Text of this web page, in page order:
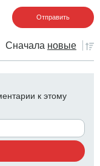
Сначала новые
к этому